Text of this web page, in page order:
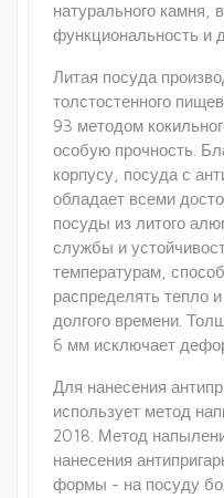
натурального камня,
функциональность и
Литая посуда
толстостенного
93 методом
особую прочность.
корпусу, посуда с
обладает всеми
посуды из литого
службы и
температурам,
распределять тепло
долгого времени.
6 мм исключает
Для нанесения
использует метод
2018. Метод
нанесения
формы - на посуду